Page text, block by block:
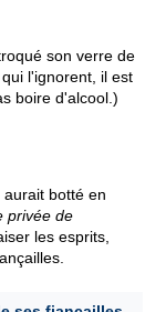
son verre de
l'ignorent, il est
boire d'alcool.)
botté en
privée de
les esprits,